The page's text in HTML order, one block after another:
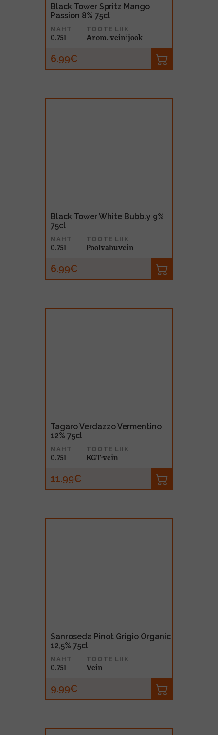
Black Tower Spritz Mango
Passion 8% 75cl
MAHT
0.75l
TOOTE LIIK
Arom. veinijook
6.99€
Black Tower White Bubbly 9%
75cl
MAHT
0.75l
TOOTE LIIK
Poolvahuvein
6.99€
Tagaro Verdazzo Vermentino
12% 75cl
MAHT
0.75l
TOOTE LIIK
KGT-vein
11.99€
Sanroseda Pinot Grigio Organic
12,5% 75cl
MAHT
0.75l
TOOTE LIIK
Vein
9.99€